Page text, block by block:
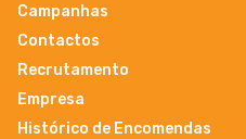
Campanhas
Contactos
Recrutamento
Empresa
Histórico de Encomendas